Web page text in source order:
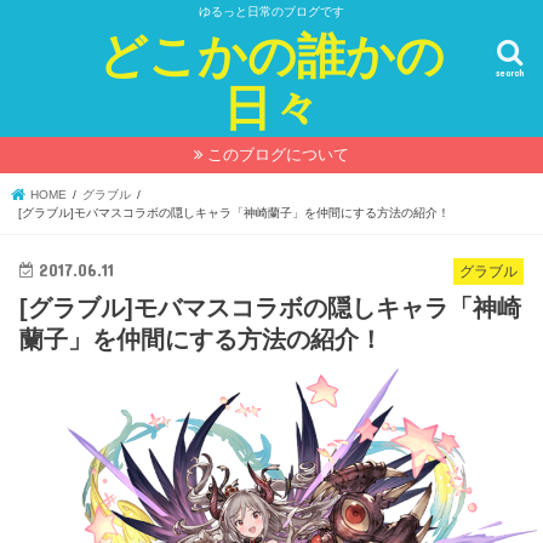
ゆるっと日常のブログです
どこかの誰かの
日々
search
このブログについて
HOME
グラブル
[グラブル]モバマスコラボの隠しキャラ「神崎蘭子」を仲間にする方法の紹介！
グラブル
2017.06.11
[グラブル]モバマスコラボの隠しキャラ「神崎
蘭子」を仲間にする方法の紹介！